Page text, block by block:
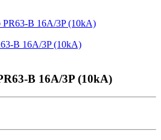
B 16A/3P (10kA)
B 16A/3P (10kA)